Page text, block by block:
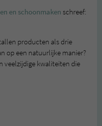
en schoonmaken schreef:
producten als drie
op een natuurlijke manier?
veelzijdige kwaliteiten die